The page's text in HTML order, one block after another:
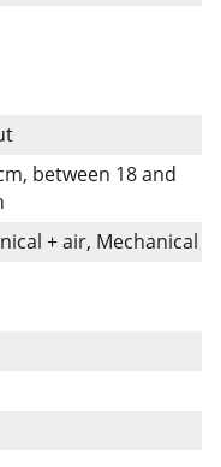
between 18 and
+ air, Mechanical